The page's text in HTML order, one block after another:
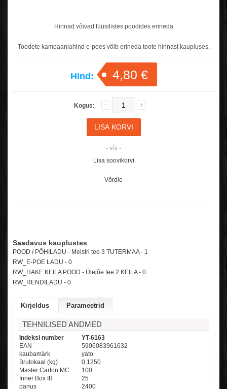
Hinnad võivad füüsilistes poodides erineda
Toodete kampaaniahind e-poes võib erineda toote hinnast kaupluses.
Hind: 4,80 €
Kogus:
- või -
Lisa soovikorvi
Võrdle
Saadavus kauplustes
POOD / PÕHILADU - Meistri tee 3 TUTERMAA - 1
RW_E-POE LADU - 0
RW_HAKE KEILA POOD - Ülejõe tee 2 KEILA - 0
RW_RENDILADU - 0
Kirjeldus Parameetrid
TEHNILISED ANDMED
Indeksi number
YT-6163
EAN
5906083961632
kaubamärk
yato
Brutokaal (kg)
0,1250
Master Carton MC
100
Inner Box IB
25
panus
2400